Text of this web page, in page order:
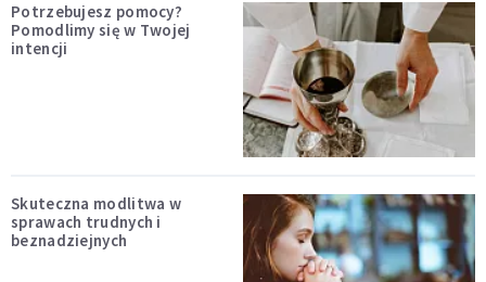
Potrzebujesz pomocy?
Pomodlimy się w Twojej
intencji
Skuteczna modlitwa w
sprawach trudnych i
beznadziejnych